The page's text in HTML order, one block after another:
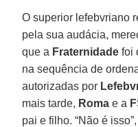
O superior lefebvriano
pela sua audácia,
que a Fraternidade foi
na sequência de
autorizadas por
mais tarde, Roma e a
pai e filho. “Não é